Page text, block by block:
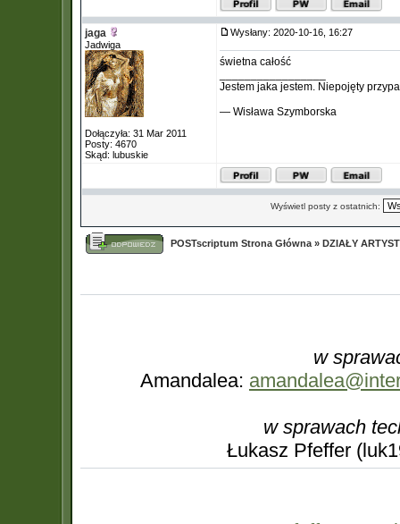
jaga
Jadwiga
Dołączyła: 31 Mar 2011
Posty: 4670
Skąd: lubuskie
Wysłany: 2020-10-16, 16:27
świetna całość
Jestem jaka jestem. Niepojęty
— Wisława Szymborska
Wyświetl posty z ostatnich:
POSTscriptum Strona Główna » DZIAŁY
w
Amandalea:
w sprawach
Łukasz Pfeffer